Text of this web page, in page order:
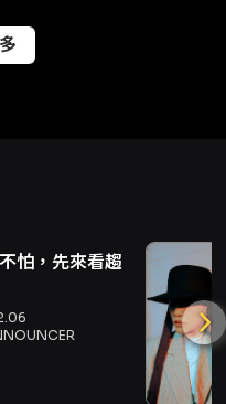
他於第26屆法國法
位國際知名鋼琴家
Zahharenkova、
、
學術與舞台經驗有
的豐富化。 本場演出
。貝多芬的《暴風雨
與突發性的節奏動機
量掌控與音色塑造上
怕，先來看趨